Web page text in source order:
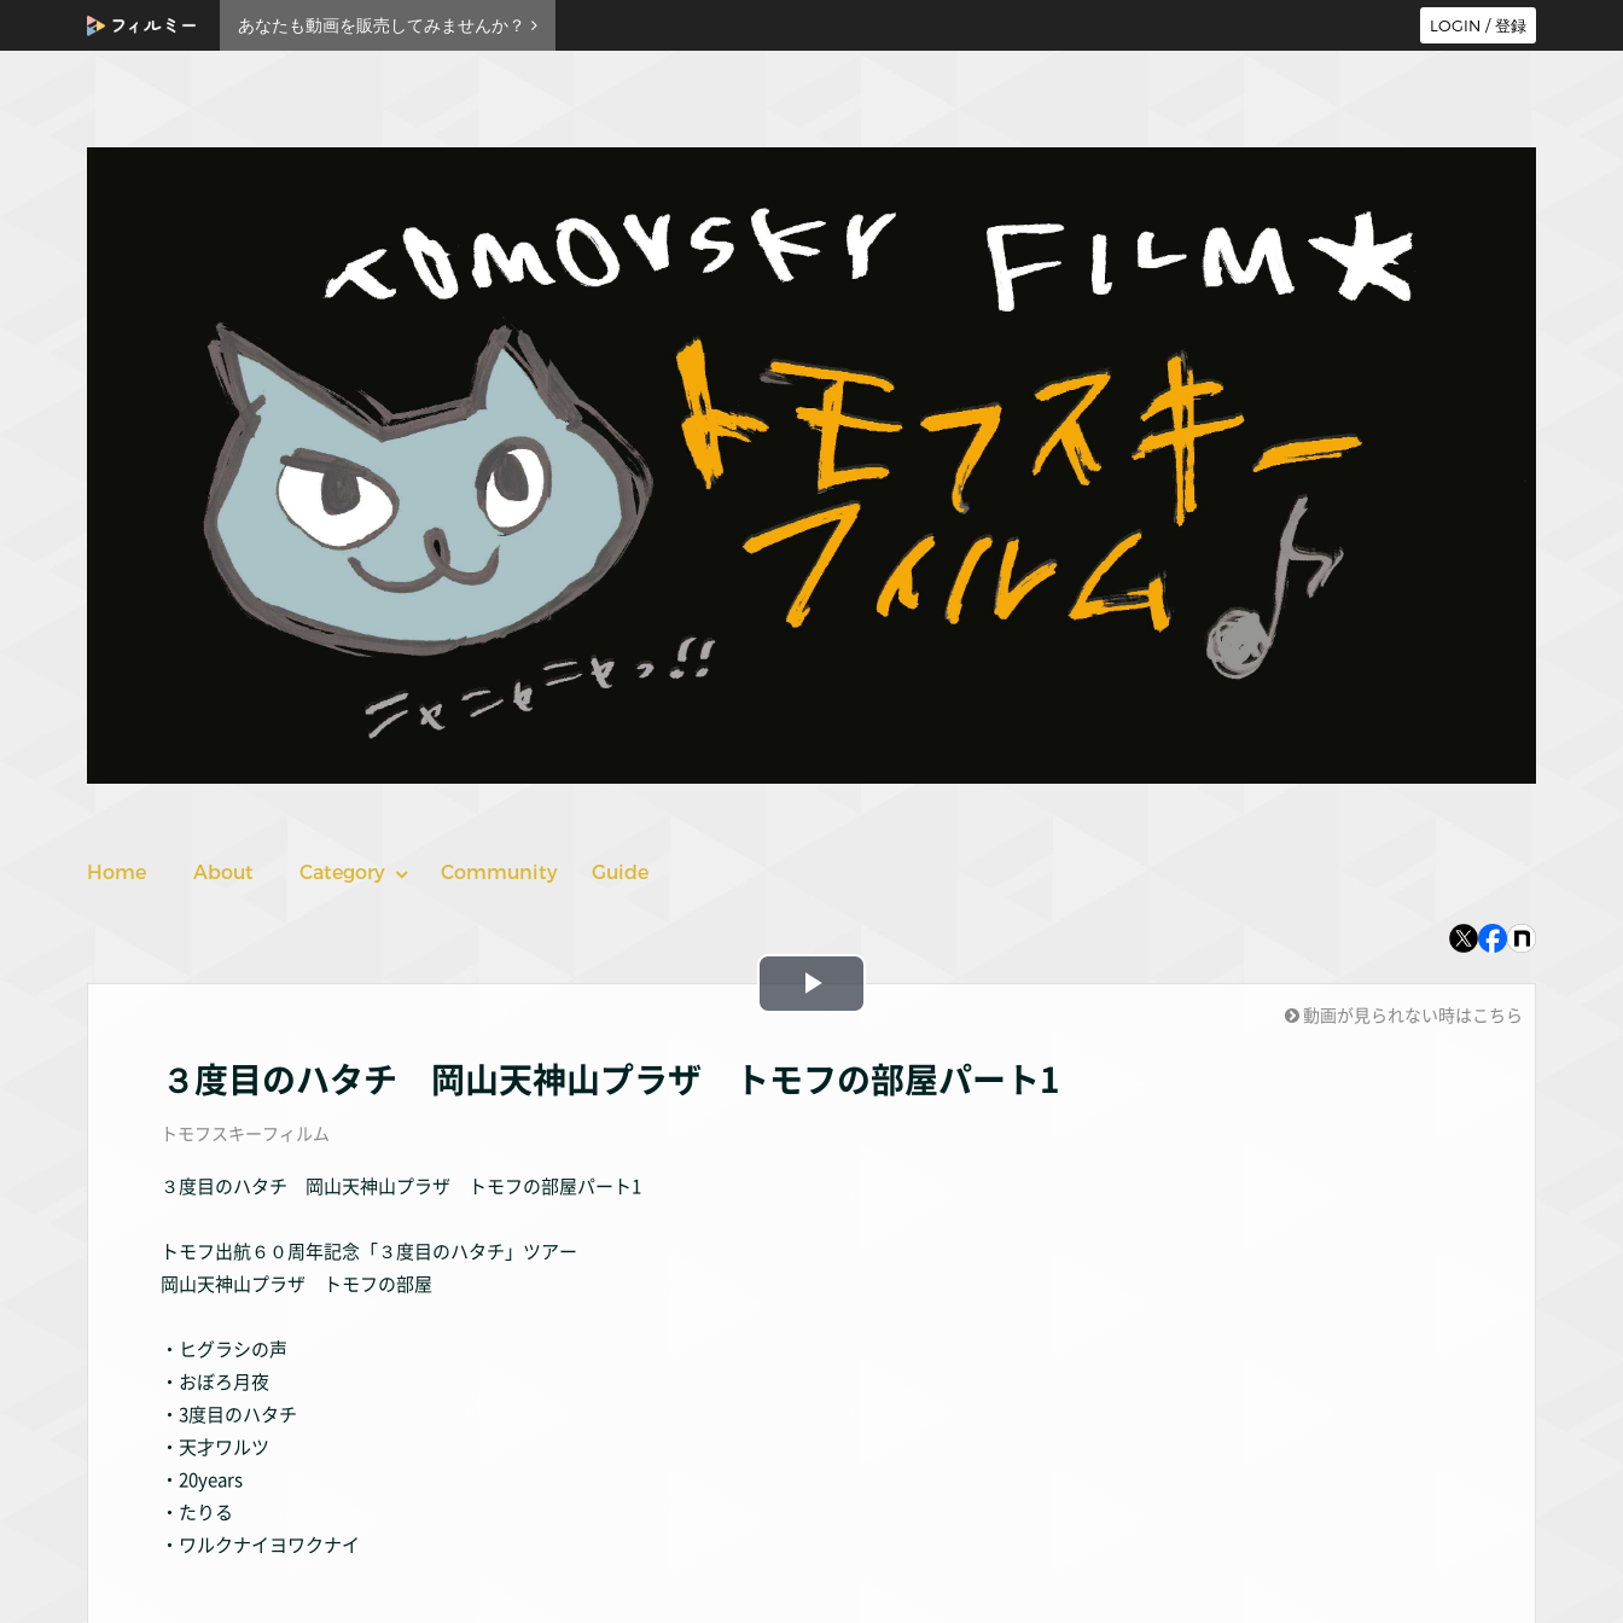
あなたも動画を販売してみませんか？ LOGIN / 登録
Home About Category Community Guide
Play
Video
動画が見られない時はこちら
３度目のハタチ 岡山天神山プラザ トモフの部屋パート1
トモフスキーフィルム
３度目のハタチ 岡山天神山プラザ トモフの部屋パート1
トモフ出航６０周年記念「３度目のハタチ」ツアー
岡山天神山プラザ トモフの部屋
・ヒグラシの声
・おぼろ月夜
・3度目のハタチ
・天才ワルツ
・20years
・たりる
・ワルクナイヨワクナイ